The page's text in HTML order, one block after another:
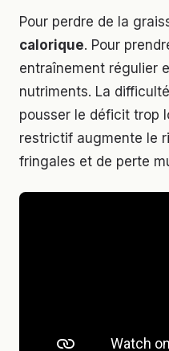
Pour perdre de la
calorique. Pour
entraînement régulier
nutriments. La
pousser le déficit trop
restrictif augmente le
fringales et de perte